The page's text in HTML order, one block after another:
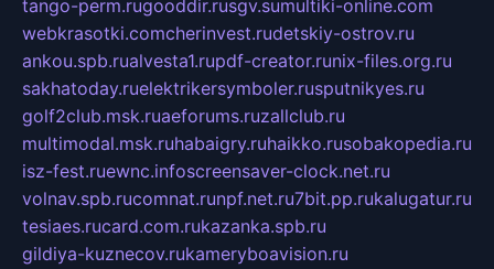
tango-perm.rugooddir.rusgv.sumultiki-online.com
webkrasotki.comcherinvest.rudetskiy-ostrov.ru
ankou.spb.rualvesta1.rupdf-creator.runix-files.org.ru
sakhatoday.ruelektrikersymboler.rusputnikyes.ru
golf2club.msk.ruaeforums.ruzallclub.ru
multimodal.msk.ruhabaigry.ruhaikko.rusobakopedia.ru
isz-fest.ruewnc.infoscreensaver-clock.net.ru
volnav.spb.rucomnat.runpf.net.ru7bit.pp.rukalugatur.ru
tesiaes.rucard.com.rukazanka.spb.ru
gildiya-kuznecov.rukameryboavision.ru